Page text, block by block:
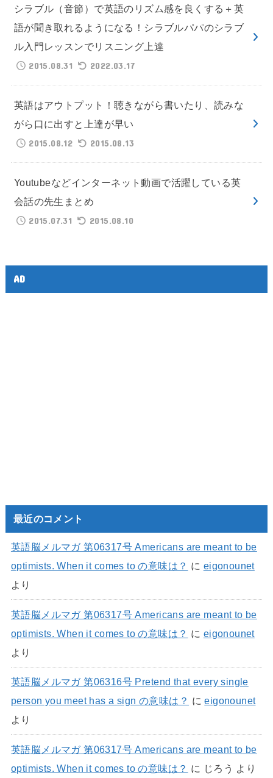
シラブル（音節）で英語のリズム感を良くする＋英
語が聞き取れるようになる！シラブルパパのシラブ
ル入門レッスンでリスニング上達
2015.08.31
2022.03.17
英語はアウトプット！聴きながら書いたり、読みな
がら口に出すと上達が早い
2015.08.12
2015.08.13
Youtubeなどインターネット動画で活躍している英
会話の先生まとめ
2015.07.31
2015.08.10
AD
最近のコメント
英語脳メルマガ 第06317号 Americans are meant to be
optimists. When it comes to の意味は？ に eigonounet
より
英語脳メルマガ 第06317号 Americans are meant to be
optimists. When it comes to の意味は？ に eigonounet
より
英語脳メルマガ 第06316号 Pretend that every single
person you meet has a sign の意味は？ にeigonounet
より
英語脳メルマガ 第06317号 Americans are meant to be
optimists. When it comes to の意味は？ に じろう より